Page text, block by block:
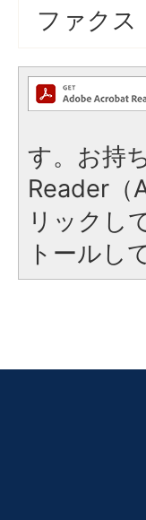
ファク
す。お持
Reader（
リックし
トールし